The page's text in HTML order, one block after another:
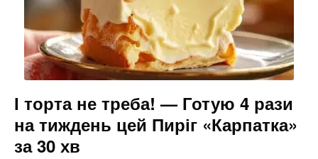
І торта не треба! — Готую 4 рази
на тиждень цей Пиріг «Карпатка»
за 30 хв